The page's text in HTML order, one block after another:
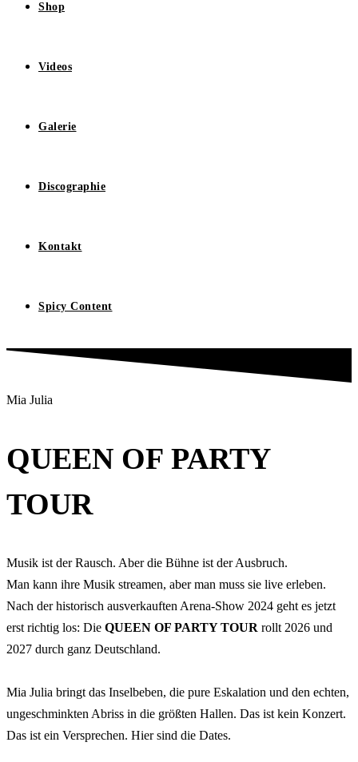
Shop
Videos
Galerie
Discographie
Kontakt
Spicy Content
Mia Julia
QUEEN OF PARTY
TOUR
Musik ist der Rausch. Aber die Bühne ist der Ausbruch.
Man kann ihre Musik streamen, aber man muss sie live erleben.
Nach der historisch ausverkauften Arena-Show 2024 geht es jetzt
erst richtig los: Die QUEEN OF PARTY TOUR rollt 2026 und
2027 durch ganz Deutschland.
Mia Julia bringt das Inselbeben, die pure Eskalation und den echten,
ungeschminkten Abriss in die größten Hallen. Das ist kein Konzert.
Das ist ein Versprechen. Hier sind die Dates.